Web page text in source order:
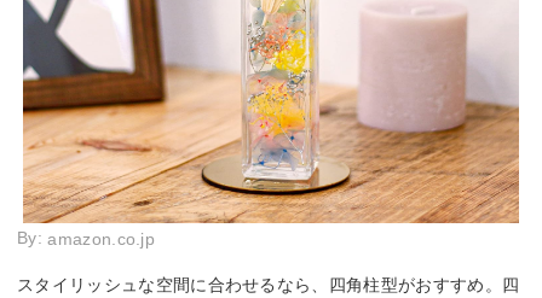
By:amazon.co.jp
スタイリッシュな空間に合わせるなら、四角柱型がおすすめ。四